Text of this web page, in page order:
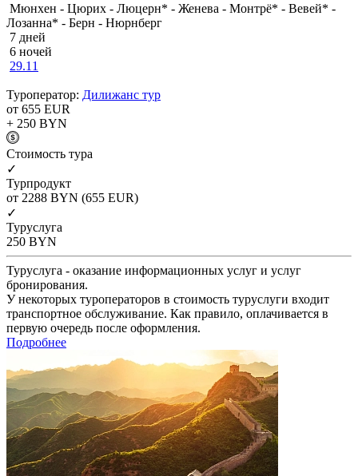
Мюнхен - Цюрих - Люцерн* - Женева - Монтрё* - Вевей* -
Лозанна* - Берн - Нюрнберг
7 дней
6 ночей
29.11
Туроператор: Дилижанс тур
от 655 EUR
+ 250 BYN
Cтоимость тура
✓
Турпродукт
от 2288 BYN (655 EUR)
✓
Туруслуга
250 BYN
Туруслуга - оказание информационных услуг и услуг
бронирования.
У некоторых туроператоров в стоимость туруслуги входит
транспортное обслуживание. Как правило, оплачивается в
первую очередь после оформления.
Подробнее